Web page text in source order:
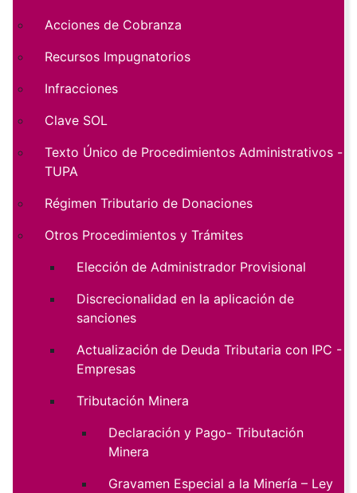
Acciones de Cobranza
Recursos Impugnatorios
Infracciones
Clave SOL
Texto Único de Procedimientos Administrativos -
TUPA
Régimen Tributario de Donaciones
Otros Procedimientos y Trámites
Elección de Administrador Provisional
Discrecionalidad en la aplicación de
sanciones
Actualización de Deuda Tributaria con IPC -
Empresas
Tributación Minera
Declaración y Pago- Tributación
Minera
Gravamen Especial a la Minería – Ley